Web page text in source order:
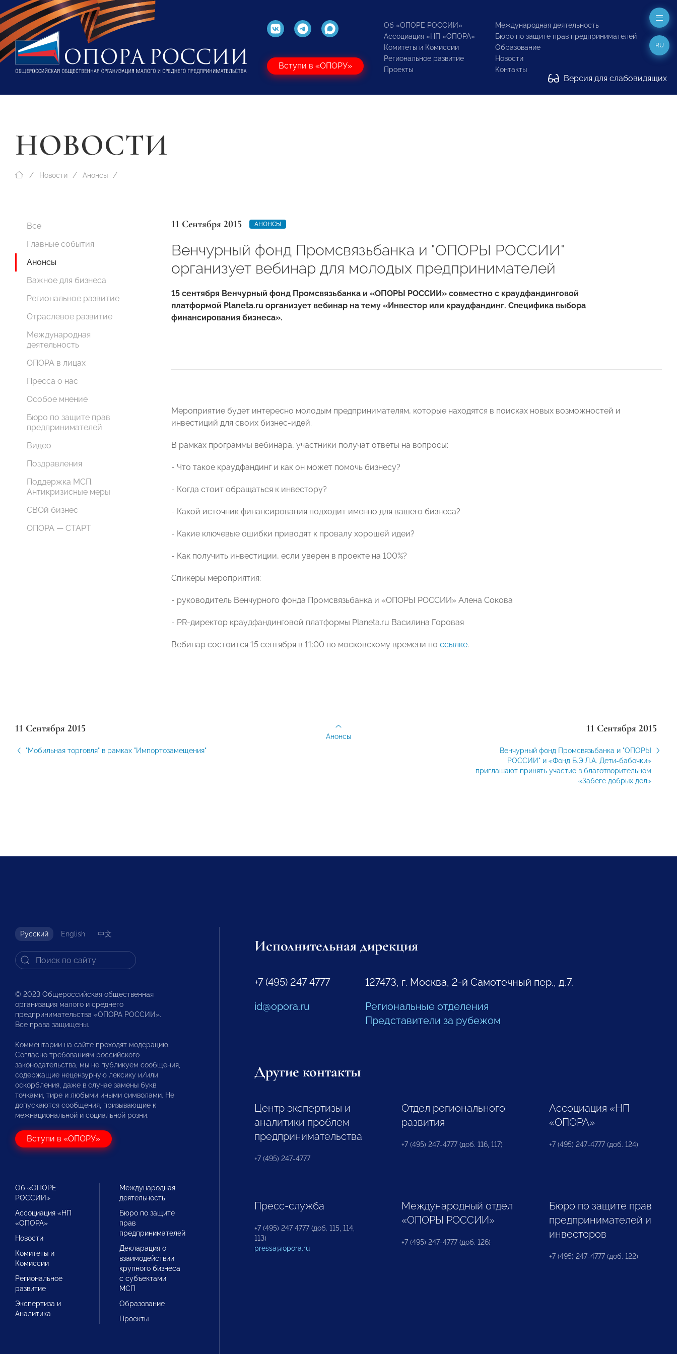
Вступи в «ОПОРУ»
Об «ОПОРЕ РОССИИ»
Ассоциация «НП «ОПОРА»
Комитеты и Комиссии
Региональное развитие
Проекты
Международная деятельность
Бюро по защите прав предпринимателей
Образование
Новости
Контакты
Версия для слабовидящих
RU
НОВОСТИ
Новости Анонсы
Все
Главные события
Анонсы
Важное для бизнеса
Региональное развитие
Отраслевое развитие
Международная
деятельность
ОПОРА в лицах
Пресса о нас
Особое мнение
Бюро по защите прав
предпринимателей
Видео
Поздравления
Поддержка МСП.
Антикризисные меры
СВОй бизнес
ОПОРА — СТАРТ
11 Сентября 2015 АНОНСЫ
Венчурный фонд Промсвязьбанка и "ОПОРЫ РОССИИ"
организует вебинар для молодых предпринимателей
15 сентября Венчурный фонд Промсвязьбанка и «ОПОРЫ РОССИИ» совместно с краудфандинговой
платформой Planeta.ru организует вебинар на тему «Инвестор или краудфандинг. Специфика выбора
финансирования бизнеса».
Мероприятие будет интересно молодым предпринимателям, которые находятся в поисках новых возможностей и
инвестиций для своих бизнес-идей.
В рамках программы вебинара, участники получат ответы на вопросы:
- Что такое краудфандинг и как он может помочь бизнесу?
- Когда стоит обращаться к инвестору?
- Какой источник финансирования подходит именно для вашего бизнеса?
- Какие ключевые ошибки приводят к провалу хорошей идеи?
- Как получить инвестиции, если уверен в проекте на 100%?
Спикеры мероприятия:
- руководитель Венчурного фонда Промсвязьбанка и «ОПОРЫ РОССИИ» Алена Сокова
- PR-директор краудфандинговой платформы Planeta.ru Василина Горовая
Вебинар состоится 15 сентября в 11:00 по московскому времени по ссылке.
11 Сентября 2015
"Мобильная торговля" в рамках "Импортозамещения"
11 Сентября 2015
Венчурный фонд Промсвязьбанка и "ОПОРЫ
РОССИИ" и «Фонд Б.Э.Л.А. Дети-бабочки»
приглашают принять участие в благотворительном
«Забеге добрых дел»
Анонсы
Русский English 中文
© 2023 Общероссийская общественная
организация малого и среднего
предпринимательства «ОПОРА РОССИИ».
Все права защищены.
Комментарии на сайте проходят модерацию.
Согласно требованиям российского
законодательства, мы не публикуем сообщения,
содержащие нецензурную лексику и/или
оскорбления, даже в случае замены букв
точками, тире и любыми иными символами. Не
допускаются сообщения, призывающие к
межнациональной и социальной розни.
Вступи в «ОПОРУ»
Об «ОПОРЕ
РОССИИ»
Ассоциация «НП
«ОПОРА»
Новости
Комитеты и
Комиссии
Региональное
развитие
Экспертиза и
Аналитика
Международная
деятельность
Бюро по защите
прав
предпринимателей
Декларация о
взаимодействии
крупного бизнеса
с субъектами
МСП
Образование
Проекты
Исполнительная дирекция
+7 (495) 247 4777
id@opora.ru
127473, г. Москва, 2-й Самотечный пер., д.7.
Региональные отделения
Представители за рубежом
Другие контакты
Центр экспертизы и
аналитики проблем
предпринимательства
+7 (495) 247-4777
Отдел регионального
развития
+7 (495) 247-4777 (доб. 116, 117)
Ассоциация «НП
«ОПОРА»
+7 (495) 247-4777 (доб. 124)
Пресс-служба
+7 (495) 247 4777 (доб. 115, 114,
113)
pressa@opora.ru
Международный отдел
«ОПОРЫ РОССИИ»
+7 (495) 247-4777 (доб. 126)
Бюро по защите прав
предпринимателей и
инвесторов
+7 (495) 247-4777 (доб. 122)